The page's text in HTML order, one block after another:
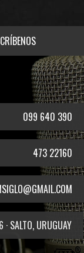
099 640 390
473 22160
· SALTO, URUGUAY